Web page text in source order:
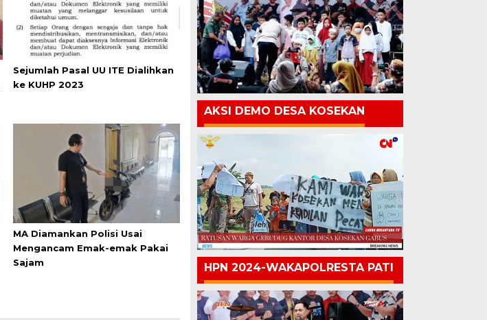
Sejumlah Pasal UU ITE Dialihkan
ke KUHP 2023
MA Diamankan Polisi Usai
Mengancam Emak-emak Pakai
Sajam
AKSI DEMO DESA KOSEKAN
HPN 2024-WAKAPOLRESTA PATI